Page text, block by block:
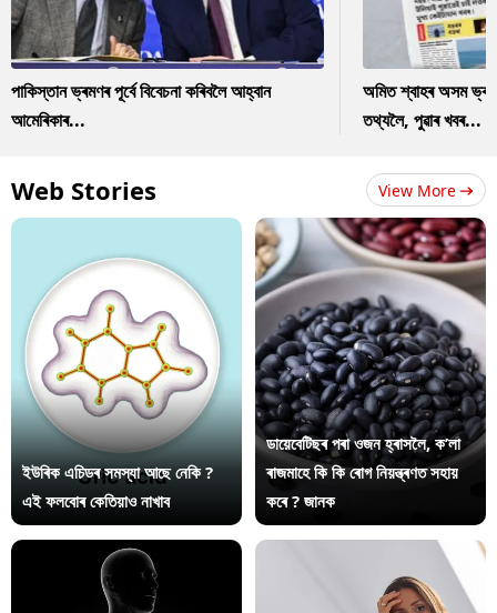
পাকিস্তান ভ্ৰমণৰ পূৰ্বে বিবেচনা কৰিবলৈ আহ্বান
আমেৰিকাৰ...
অমিত শ্বাহৰ অসম
তথ্যলৈ, পুৱাৰ খবৰ...
Web Stories View More
ইউৰিক এচিডৰ সমস্যা আছে নেকি ?
এই ফলবোৰ কেতিয়াও নাখাব
ডায়েবেটিছৰ পৰা ওজন হ্ৰাসলৈ, ক’লা
ৰাজমাহে কি কি ৰোগ নিয়ন্ত্ৰণত সহায়
কৰে ? জানক